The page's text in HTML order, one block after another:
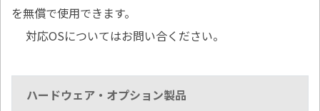
を無償で使用できます。
対応OSについてはお問い合ください。
ハードウェア・オプション製品